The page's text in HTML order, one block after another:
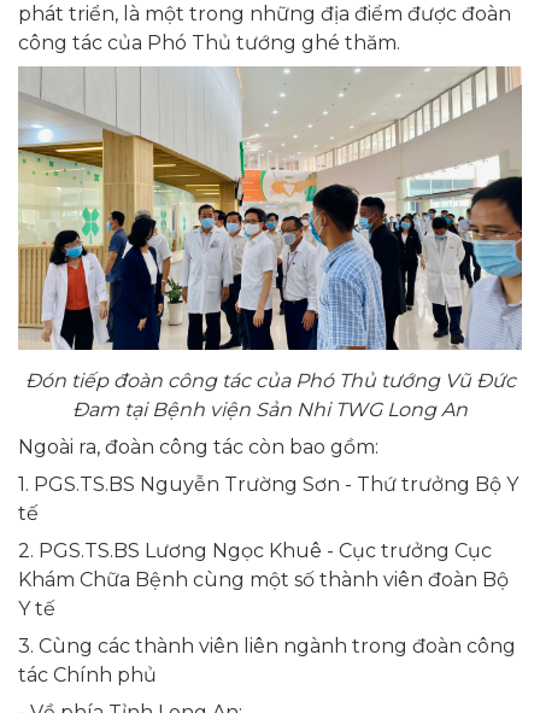
phát triển, là một trong những địa điểm được đoàn
công tác của Phó Thủ tướng ghé thăm.
Đón tiếp đoàn công tác của Phó Thủ tướng Vũ Đức
Đam tại Bệnh viện Sản Nhi TWG Long An
Ngoài ra, đoàn công tác còn bao gồm:
1. PGS.TS.BS Nguyễn Trường Sơn - Thứ trưởng Bộ Y
tế
2. PGS.TS.BS Lương Ngọc Khuê - Cục trưởng Cục
Khám Chữa Bệnh cùng một số thành viên đoàn Bộ
Y tế
3. Cùng các thành viên liên ngành trong đoàn công
tác Chính phủ